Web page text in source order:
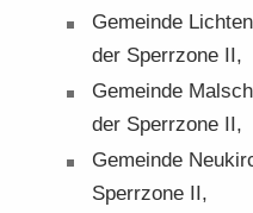
Ge­mein­de
der Sperr­zo­ne II,
Ge­mein­de
der Sperr­zo­ne II,
Ge­mein­de
Sperr­zo­ne II,